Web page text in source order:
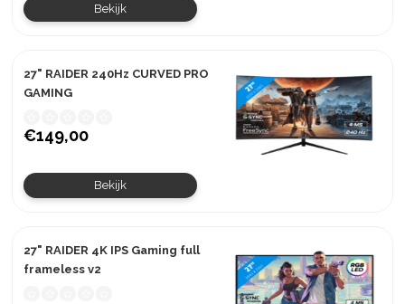
Bekijk
27" RAIDER 240Hz CURVED PRO
GAMING
€149,00
Bekijk
27" RAIDER 4K IPS Gaming full
frameless v2